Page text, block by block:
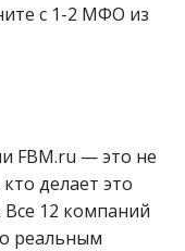
с 1-2 МФО из
FBM.ru — это не
делает это
Все 12 компаний
реальным